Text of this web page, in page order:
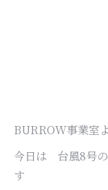
BURROW事業室
今日は 台風8号
す